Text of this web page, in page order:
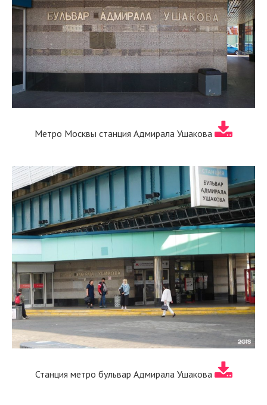
Метро Москвы станция Адмирала Ушакова
Станция метро бульвар Адмирала Ушакова